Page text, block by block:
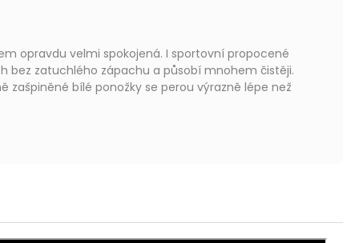
opravdu velmi spokojená. I sportovní propocené
bez zatuchlého zápachu a působí mnohem čistěji.
zašpiněné bílé ponožky se perou výrazně lépe než